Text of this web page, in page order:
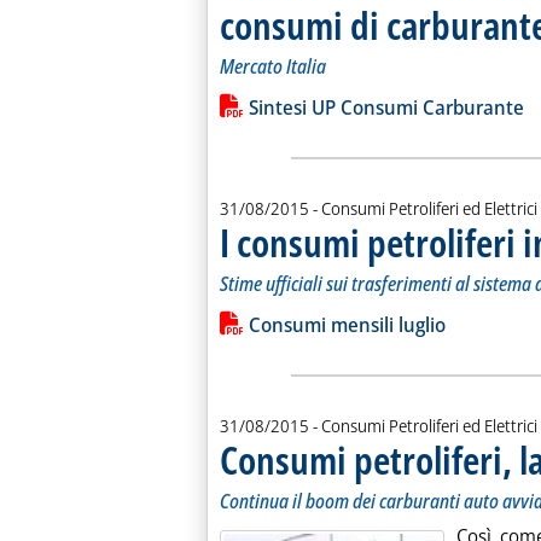
consumi di
Mercato Italia
Leggi tutta la notizia: 'Sintesi delle
Lista allegati PDF alla notizia
Sintesi UP Consumi Carburante
31/08/2015 - Consumi Petroliferi ed Elettrici
I consumi petroliferi
Stime ufficiali sui trasferimenti al sistema
Leggi tutta la notizia: 'I consumi
Lista allegati PDF alla notizia
Consumi mensili luglio
31/08/2015 - Consumi Petroliferi ed Elettrici
Consumi petroliferi,
Continua il boom dei carburanti auto